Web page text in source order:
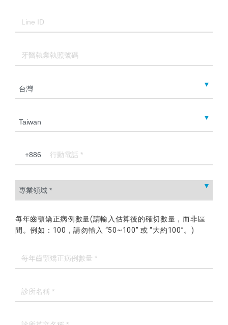
每年齒顎矯正病例數量(請輸入估算後的確切數量，而非區
間。例如：100，請勿輸入 “50~100” 或 “大約100”。)